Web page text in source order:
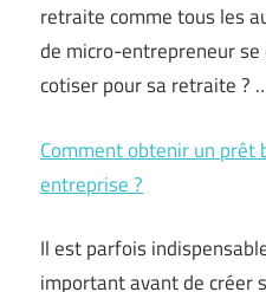
retraite comme tous les
de micro-entrepreneur
cotiser pour sa retraite ?
Comment obtenir un prêt
entreprise ?
Il est parfois
important avant de créer